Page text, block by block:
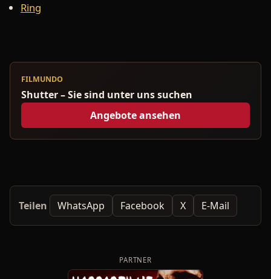
Ring
FILMUNDO
Shutter – Sie sind unter uns suchen
Angebote ansehen
Teilen WhatsApp Facebook X E-Mail
PARTNER